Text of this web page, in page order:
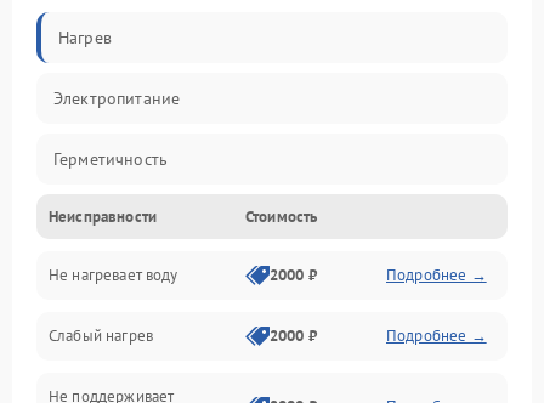
Нагрев
Электропитание
Герметичность
Неисправности Стоимость
Не нагревает воду 2000 ₽ Подробнее →
Слабый нагрев 2000 ₽ Подробнее →
Не поддерживает